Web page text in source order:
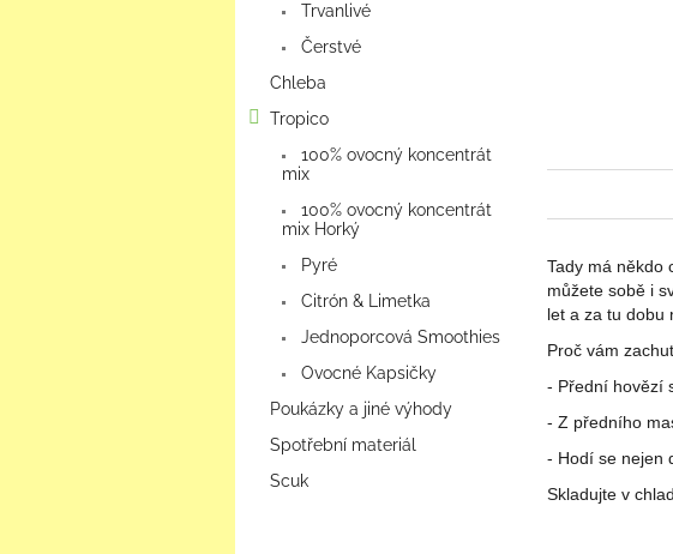
Trvanlivé
Čerstvé
Chleba
Tropico
100% ovocný koncentrát
mix
100% ovocný koncentrát
mix Horký
Pyré
Citrón & Limetka
Jednoporcová Smoothies
Ovocné Kapsičky
Poukázky a jiné výhody
Spotřební materiál
Scuk
Tady má někdo
můžete sobě i
let a za tu dobu
Proč vám
- Přední hovězí
- Z předního
- Hodí se nejen
Skladujte v